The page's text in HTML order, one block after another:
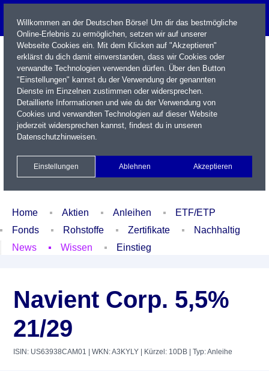
Name / WKN / ISIN / Kürzel
Xetra Realtime
Watchlist Portfolio Login
Home Aktien Anleihen
ETF/ETP
Fonds
Rohstoffe Zertifikate
Nachhaltig
News
Wissen Einstieg
Navient Corp. 5,5%
21/29
ISIN: US63938CAM01 | WKN: A3KYLY | Kürzel: 10DB | Typ: Anleihe
Willkommen an der Deutschen Börse! Um dir das bestmögliche
Online-Erlebnis zu ermöglichen, setzen wir auf unserer
Webseite Cookies ein. Mit dem Klicken auf "Akzeptieren"
erklärst du dich damit einverstanden, dass wir Cookies oder
verwandte Technologien verwenden dürfen. Über den Button
"Einstellungen" kannst du der Verwendung der genannten
Dienste im Einzelnen zustimmen oder widersprechen.
Detaillierte Informationen und wie du der Verwendung von
Cookies und verwandten Technologien auf dieser Website
jederzeit widersprechen kannst, findest du in unseren
Datenschutzhinweisen.
Einstellungen Ablehnen Akzeptieren